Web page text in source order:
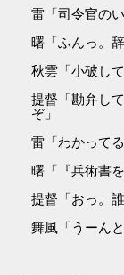
雷「司令官の
曙「ふんっ。
秋雲「小破し
提督「勘弁し
ぞ」
雷「わかって
曙「『兵術書
提督「おっ。
舞風「うーん